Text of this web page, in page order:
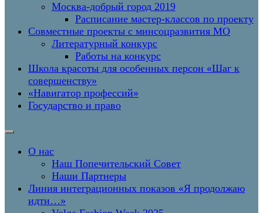
Москва-добрый город 2019
Расписание мастер-классов по проекту
Совместные проекты с минсоцразвития МО
Литературный конкурс
Работы на конкурс
Школа красоты для особенных персон «Шаг к
совершенству»
«Навигатор профессий»
Государство и право
О нас
Наш Попечительский Совет
Наши Партнеры
Линия интеграционных показов «Я продолжаю
идти…»